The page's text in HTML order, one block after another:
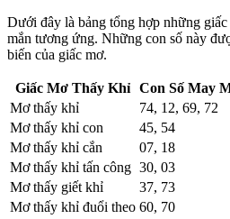
Dưới đây là bảng tổng hợp những
mắn tương ứng. Những con số này
biến của giấc mơ.
Giấc Mơ Thấy Khỉ Con Số May
Mơ thấy khỉ
74, 12, 69, 72
Mơ thấy khỉ con
45, 54
Mơ thấy khỉ cắn
07, 18
Mơ thấy khỉ tấn công 30, 03
Mơ thấy giết khỉ
37, 73
Mơ thấy khỉ đuổi theo 60, 70